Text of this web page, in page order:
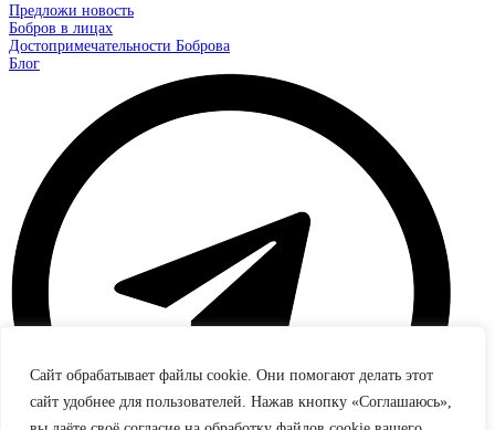
Сайт обрабатывает файлы cookie. Они помогают делать этот
сайт удобнее для пользователей. Нажав кнопку «Соглашаюсь»,
Предложи новость
Бобров в лицах
Достопримечательности Боброва
Блог